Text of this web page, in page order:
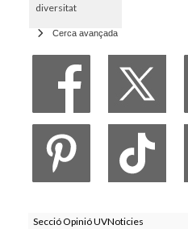
diversitat
Cerca avançada
Secció Opinió UVNoticies